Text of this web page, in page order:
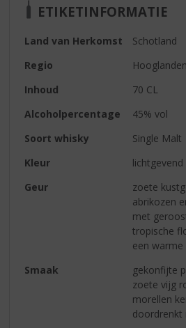
ETIKETINFORMATIE
Land van Herkomst
Schotland
Regio
Hooglanden
Inhoud
70 CL
Alcoholpercentage
45% vol
Soort whisky
Single Malt
Kleur
lichtgevend
Geur
zoete
abrikozen
met
tropische
een warme
Smaak
gekonfijte
zoete vijg
morellen
doordrenkt